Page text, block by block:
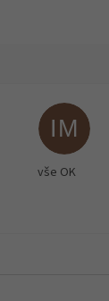
hvězdiček.IM
vše OK